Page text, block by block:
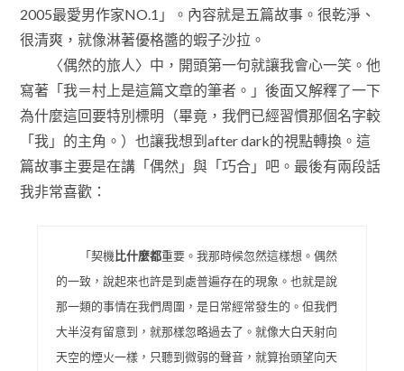
2005最愛男作家NO.1」。內容就是五篇故事。很乾淨、
很清爽，就像淋著優格醬的蝦子沙拉。
〈偶然的旅人〉中，開頭第一句就讓我會心一笑。他
寫著「我＝村上是這篇文章的筆者。」後面又解釋了一下
為什麼這回要特別標明（畢竟，我們已經習慣那個名字較
「我」的主角。）也讓我想到after dark的視點轉換。這
篇故事主要是在講「偶然」與「巧合」吧。最後有兩段話
我非常喜歡：
「契機比什麼都重要。我那時候忽然這樣想。偶然
的一致，說起來也許是到處普遍存在的現象。也就是說
那一類的事情在我們周圍，是日常經常發生的。但我們
大半沒有留意到，就那樣忽略過去了。就像大白天射向
天空的煙火一樣，只聽到微弱的聲音，就算抬頭望向天